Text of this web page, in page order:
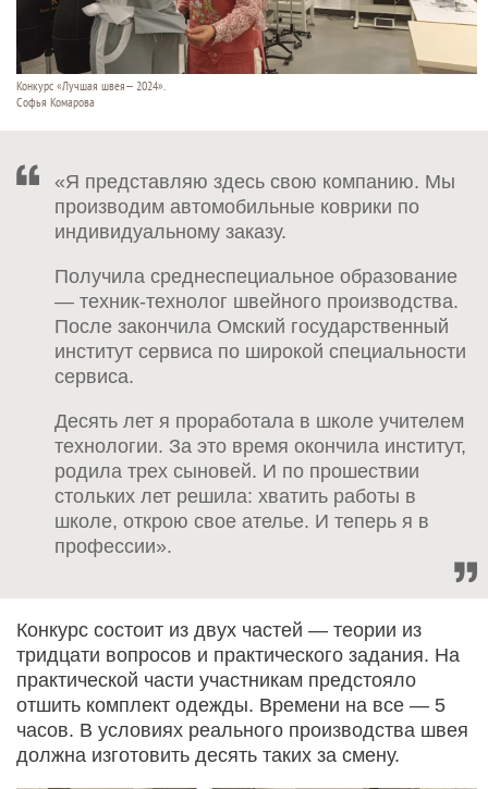
Конкурс «Лучшая швея— 2024».
Софья Комарова
«Я представляю здесь свою компанию. Мы
производим автомобильные коврики по
индивидуальному заказу.
Получила среднеспециальное образование
— техник-технолог швейного производства.
После закончила Омский государственный
институт сервиса по широкой специальности
сервиса.
Десять лет я проработала в школе учителем
технологии. За это время окончила институт,
родила трех сыновей. И по прошествии
стольких лет решила: хватить работы в
школе, открою свое ателье. И теперь я в
профессии».
Конкурс состоит из двух частей — теории из
тридцати вопросов и практического задания. На
практической части участникам предстояло
отшить комплект одежды. Времени на все — 5
часов. В условиях реального производства швея
должна изготовить десять таких за смену.